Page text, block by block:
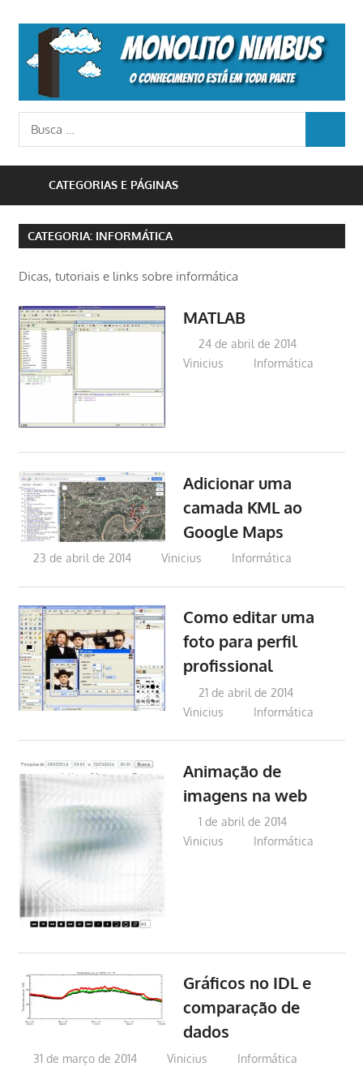
content
o
conhecimento
parte
Busca
para:
CATEGORIAS E PÁGINAS
CATEGORIA: INFORMÁTICA
Dicas, tutoriais e links sobre informática
MATLAB
24 de abril de 2014
Vinicius
Informática
Adicionar uma
camada KML ao
Google Maps
23 de abril de 2014 Vinicius Informática
Como editar uma
foto para perfil
profissional
21 de abril de 2014
Vinicius
Informática
Animação de
imagens na web
1 de abril de 2014
Vinicius
Informática
Gráficos no IDL e
comparação de
dados
31 de março de 2014 Vinicius Informática